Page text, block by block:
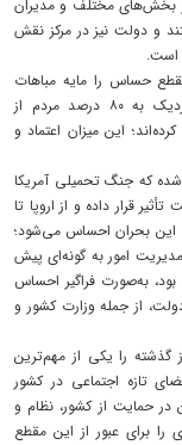
در بخش‌های مختلف و مدیران
و دولت نیز در مرکز نقش
است.
حساس را مایه مباهات
دانست و افزود: بر اساس نظرسنجی‌های انجام‌شده، نزدیک به ۸۰ درصد مردم از
این میزان اعتماد و
که جنگ تحمیلی آمریکا
قرار داده و از اروپا تا
این بحران احساس می‌شود؛
مدیریت امور به گونه‌ای پیش
به‌صورت فراگیر احساس
از جمله وزارت کشور و
را یکی از مهم‌ترین
تازه اجتماعی در کشور
در حمایت از کشور، نظام و
را برای عبور از این مقطع